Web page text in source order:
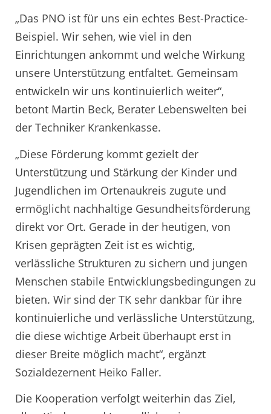
„Das PNO ist für uns ein echtes Best-Practice-
Beispiel. Wir sehen, wie viel in den
Einrichtungen ankommt und welche Wirkung
unsere Unterstützung entfaltet. Gemeinsam
entwickeln wir uns kontinuierlich weiter“,
betont Martin Beck, Berater Lebenswelten bei
der Techniker Krankenkasse.
„Diese Förderung kommt gezielt der
Unterstützung und Stärkung der Kinder und
Jugendlichen im Ortenaukreis zugute und
ermöglicht nachhaltige Gesundheitsförderung
direkt vor Ort. Gerade in der heutigen, von
Krisen geprägten Zeit ist es wichtig,
verlässliche Strukturen zu sichern und jungen
Menschen stabile Entwicklungsbedingungen zu
bieten. Wir sind der TK sehr dankbar für ihre
kontinuierliche und verlässliche Unterstützung,
die diese wichtige Arbeit überhaupt erst in
dieser Breite möglich macht“, ergänzt
Sozialdezernent Heiko Faller.
Die Kooperation verfolgt weiterhin das Ziel,